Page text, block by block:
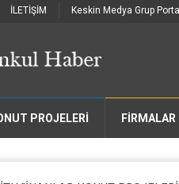
İLETİŞİM Keskin Medya Grup
PROJELERİ FIRMALAR